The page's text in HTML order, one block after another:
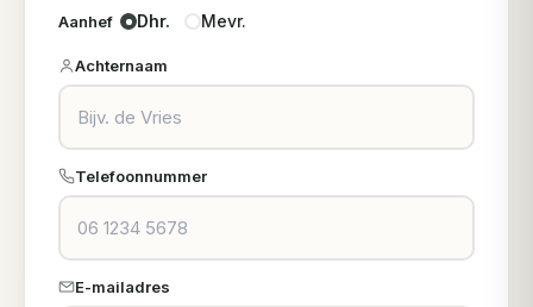
Aanhef Dhr. Mevr.
Achternaam
Telefoonnummer
E-mailadres